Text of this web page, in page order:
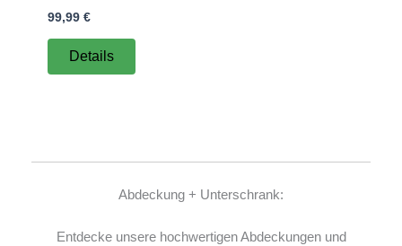
99,99 €
Details
Abdeckung + Unterschrank:
Entdecke unsere hochwertigen Abdeckungen und